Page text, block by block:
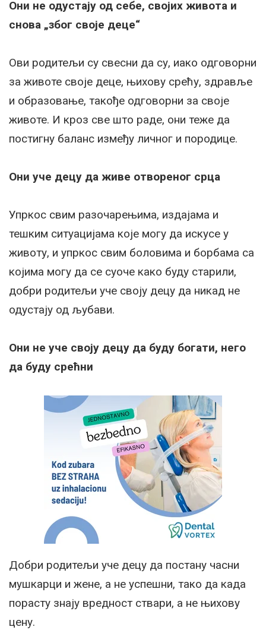
Они не одустају од себе, својих живота и
снова „због своје деце“
Ови родитељи су свесни да су, иако одговорни
за животе своје деце, њихову срећу, здравље
и образовање, такође одговорни за своје
животе. И кроз све што раде, они теже да
постигну баланс између личног и породице.
Они уче децу да живе отвореног срца
Упркос свим разочарењима, издајама и
тешким ситуацијама које могу да искусе у
животу, и упркос свим боловима и борбама са
којима могу да се суоче како буду старили,
добри родитељи уче своју децу да никад не
одустају од љубави.
Они не уче своју децу да буду богати, него
да буду срећни
Добри родитељи уче децу да постану часни
мушкарци и жене, а не успешни, тако да када
порасту знају вредност ствари, а не њихову
цену.